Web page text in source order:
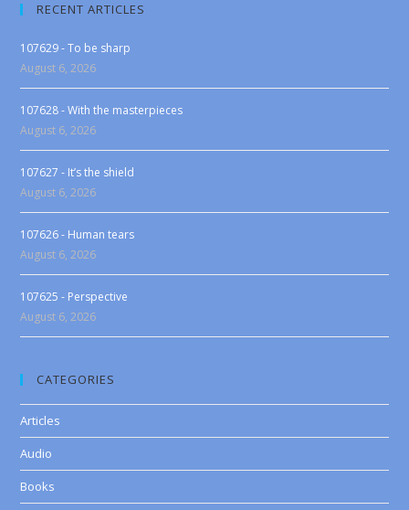
RECENT ARTICLES
107629 - To be sharp
August 6, 2026
107628 - With the masterpieces
August 6, 2026
107627 - It’s the shield
August 6, 2026
107626 - Human tears
August 6, 2026
107625 - Perspective
August 6, 2026
CATEGORIES
Articles
Audio
Books